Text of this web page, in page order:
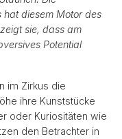
hat diesem Motor des
sie, dass am
Potential
im Zirkus die
ihre Kunststücke
oder Kuriositäten wie
den Betrachter in